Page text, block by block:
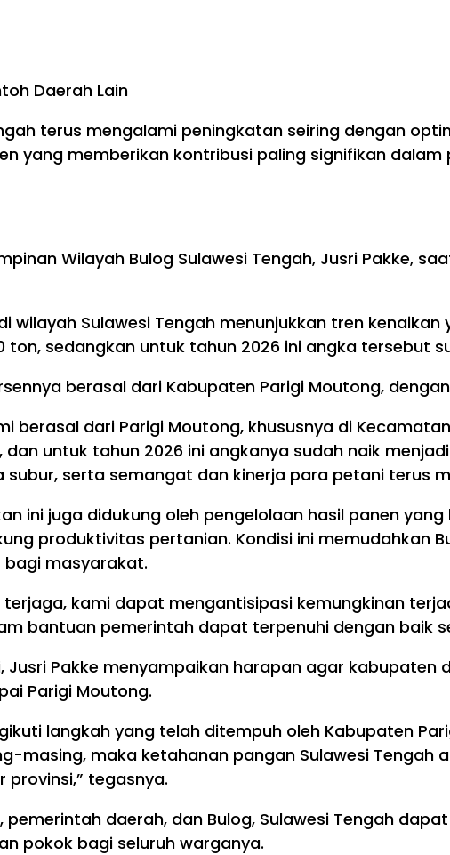
Daerah Lain
terus mengalami peningkatan seiring dengan
yang memberikan kontribusi paling signifikan
Wilayah Bulog Sulawesi Tengah, Jusri Pakke,
wilayah Sulawesi Tengah menunjukkan tren
ton, sedangkan untuk tahun 2026 ini angka tersebut
berasal dari Kabupaten Parigi Moutong,
berasal dari Parigi Moutong, khususnya di
untuk tahun 2026 ini angkanya sudah naik
serta semangat dan kinerja para petani terus
ini juga didukung oleh pengelolaan hasil panen
produktivitas pertanian. Kondisi ini memudahkan
masyarakat.
kami dapat mengantisipasi kemungkinan
bantuan pemerintah dapat terpenuhi dengan baik
Pakke menyampaikan harapan agar kabupaten
Parigi Moutong.
langkah yang telah ditempuh oleh Kabupaten
masing, maka ketahanan pangan Sulawesi Tengah
tegasnya.
daerah, dan Bulog, Sulawesi Tengah
pokok bagi seluruh warganya.